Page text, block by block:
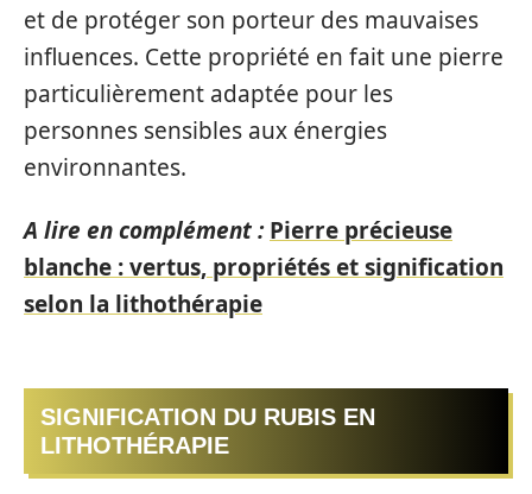
et de protéger son porteur des mauvaises
influences. Cette propriété en fait une pierre
particulièrement adaptée pour les
personnes sensibles aux énergies
environnantes.
A lire en complément : Pierre précieuse
blanche : vertus, propriétés et signification
selon la lithothérapie
SIGNIFICATION DU RUBIS EN
LITHOTHÉRAPIE